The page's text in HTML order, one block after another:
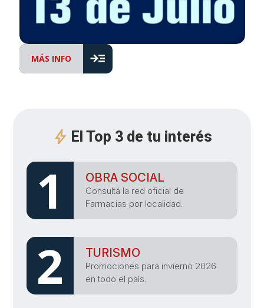
MÁS INFO read_more
El Top 3 de tu interés
1 OBRA SOCIAL
Consultá la red oficial de
Farmacias por localidad.
2 TURISMO
Promociones para invierno 2026
en todo el país.